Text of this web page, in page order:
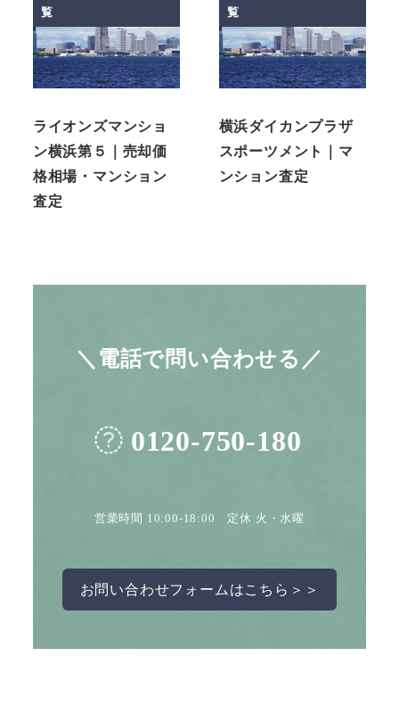
覧
ライオンズマンショ
ン横浜第５｜売却価
格相場・マンション
査定
覧
横浜ダイカンプラザ
スポーツメント｜マ
ンション査定
＼電話で問い合わせる／
0120-750-180
営業時間 10:00-18:00 定休 火・水曜
お問い合わせフォームはこちら＞＞